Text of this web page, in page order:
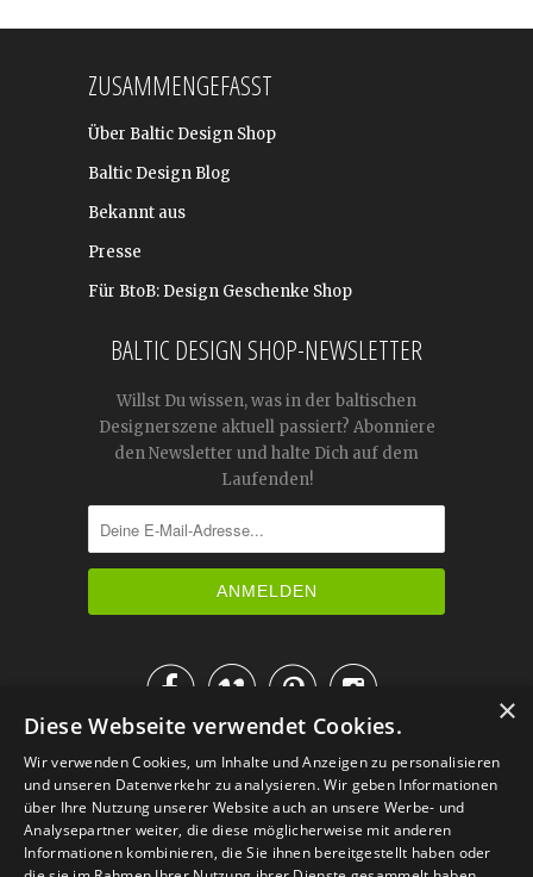
ZUSAMMENGEFASST
Über Baltic Design Shop
Baltic Design Blog
Bekannt aus
Presse
Für BtoB: Design Geschenke Shop
BALTIC DESIGN SHOP-NEWSLETTER
Willst Du wissen, was in der baltischen
Designerszene aktuell passiert? Abonniere
den Newsletter und halte Dich auf dem
Laufenden!

IM KATALOG BLÄTTERN
×
Diese Webseite verwendet Cookies.
Wir verwenden Cookies, um Inhalte und Anzeigen zu personalisieren
und unseren Datenverkehr zu analysieren. Wir geben Informationen
über Ihre Nutzung unserer Website auch an unsere Werbe- und
Analysepartner weiter, die diese möglicherweise mit anderen
Informationen kombinieren, die Sie ihnen bereitgestellt haben oder